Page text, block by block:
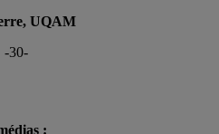
UQAM
-30-
: